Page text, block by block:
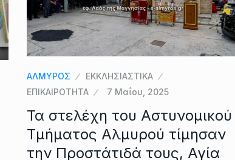
ΑΛΜΥΡΟΣ
ΕΚΚΛΗΣΙΑΣΤΙΚΑ
ΕΠΙΚΑΙΡΟΤΗΤΑ
7 Μαΐου, 2025
Τα στελέχη του Αστυνομικού
Τμήματος Αλμυρού τίμησαν
την Προστάτιδά τους, Αγία